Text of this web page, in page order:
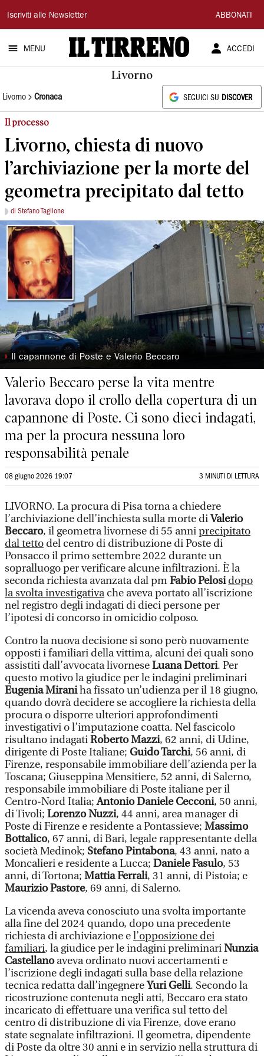
Il
Tirreno
Iscriviti alle Newsletter ABBONATI
MENU ACCEDI
Livorno
Livorno Cronaca SEGUICI SU DISCOVER
Il processo
Livorno, chiesta di nuovo
l’archiviazione per la morte del
geometra precipitato dal tetto
di Stefano Taglione
◗ Il capannone di Poste e Valerio Beccaro
Valerio Beccaro perse la vita mentre
lavorava dopo il crollo della copertura di un
capannone di Poste. Ci sono dieci indagati,
ma per la procura nessuna loro
responsabilità penale
08 giugno 2026 19:07 3 MINUTI DI LETTURA
LIVORNO. La procura di Pisa torna a chiedere
l’archiviazione dell’inchiesta sulla morte diValerio
Beccaro, il geometra livornese di 55 anniprecipitato
dal tetto del centro di distribuzione di Poste di
Ponsacco il primo settembre 2022 durante un
sopralluogo per verificare alcune infiltrazioni. È la
seconda richiesta avanzata dal pmFabio Pelosi dopo
la svolta investigativache aveva portato all’iscrizione
nel registro degli indagati di dieci persone per
l’ipotesi di concorso in omicidio colposo.
Contro la nuova decisione si sono però nuovamente
opposti i familiari della vittima, alcuni dei quali sono
assistiti dall’avvocata livorneseLuana Dettori. Per
questo motivo la giudice per le indagini preliminari
Eugenia Miraniha fissato un’udienza per il 18 giugno,
quando dovrà decidere se accogliere la richiesta della
procura o disporre ulteriori approfondimenti
investigativi o l’imputazione coatta. Nel fascicolo
risultano indagatiRoberto Mazzi, 62 anni, di Udine,
dirigente di Poste Italiane; Guido Tarchi, 56 anni, di
Firenze, responsabile immobiliare dell’azienda per la
Toscana; Giuseppina Mensitiere, 52 anni, di Salerno,
responsabile immobiliare di Poste italiane per il
Centro-Nord Italia;Antonio Daniele Cecconi, 50 anni,
di Tivoli; Lorenzo Nuzzi, 44 anni, area manager di
Poste di Firenze e residente a Pontassieve; Massimo
Bottalico, 67 anni, di Bari, legale rappresentante della
società Medinok; Stefano Pintabona, 43 anni, nato a
Moncalieri e residente a Lucca; Daniele Fasulo, 53
anni, di Tortona; Mattia Ferrali, 31 anni, di Pistoia; e
Maurizio Pastore, 69 anni, di Salerno.
La vicenda aveva conosciuto una svolta importante
alla fine del 2024 quando, dopo una precedente
richiesta di archiviazione el’opposizione dei
familiari, la giudice per le indagini preliminariNunzia
Castellanoaveva ordinato nuovi accertamenti e
l’iscrizione degli indagati sulla base della relazione
tecnica redatta dall’ingegnereYuri Gelli. Secondo la
ricostruzione contenuta negli atti, Beccaro era stato
incaricato di effettuare una verifica sul tetto del
centro di distribuzione di via Firenze, dove erano
state segnalate infiltrazioni. Il geometra, dipendente
di Poste da oltre 30 anni e in servizio nella struttura di